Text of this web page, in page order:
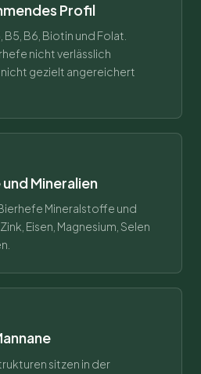
Profil
B5, B6, Biotin und Folat.
nicht verlässlich
gezielt angereichert
Mineralien
Mineralstoffe und
Eisen, Magnesium, Selen
sitzen in der